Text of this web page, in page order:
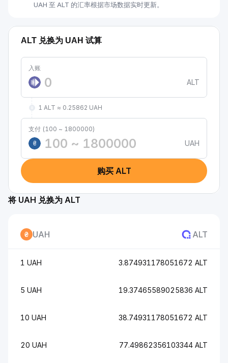
UAH 至 ALT 的汇率根据市场数据实时更新。
ALT 兑换为 UAH 试算
入账
ALT
1 ALT ≈ 0.25862 UAH
支付 (100 ~ 1800000)
₴
UAH
购买 ALT
将 UAH 兑换为 ALT
UAH ALT
1 UAH 3.874931178051672 ALT
5 UAH 19.37465589025836 ALT
10 UAH 38.74931178051672 ALT
20 UAH 77.49862356103344 ALT